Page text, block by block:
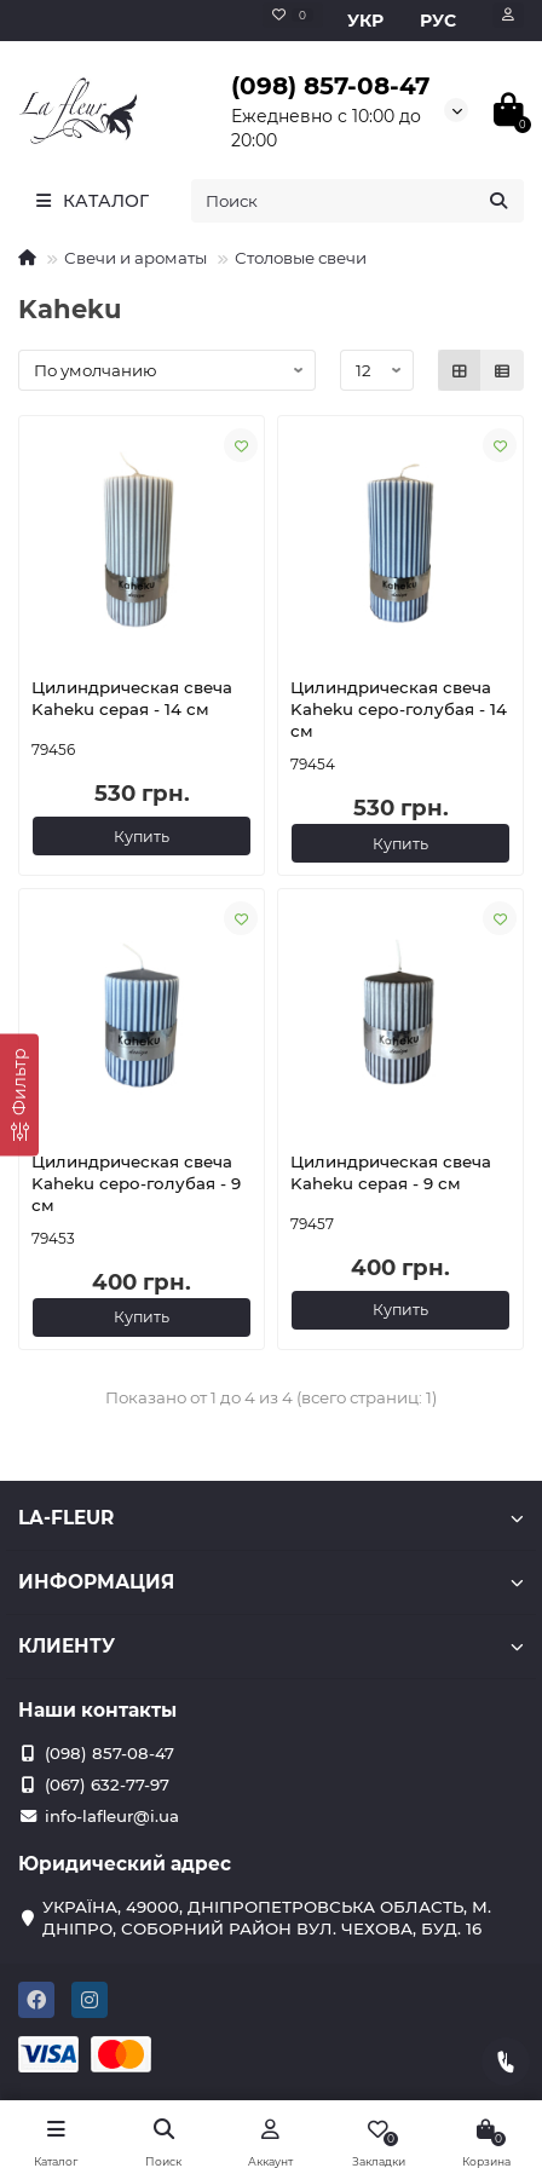
0 УКР РУС
(098) 857-08-47
Ежедневно с 10:00 до
20:00
0
КАТАЛОГ
Свечи и ароматы Столовые свечи
Kaheku
Фильтр
Цилиндрическая свеча
Kaheku серая - 14 см
79456
530 грн.
Купить
Цилиндрическая свеча
Kaheku серо-голубая - 14
см
79454
530 грн.
Купить
Цилиндрическая свеча
Kaheku серо-голубая - 9
см
79453
400 грн.
Купить
Цилиндрическая свеча
Kaheku серая - 9 см
79457
400 грн.
Купить
Показано от 1 до 4 из 4 (всего страниц: 1)
LA-FLEUR
ИНФОРМАЦИЯ
КЛИЕНТУ
Наши контакты
(098) 857-08-47
(067) 632-77-97
info-lafleur@i.ua
Юридический адрес
УКРАЇНА, 49000, ДНІПРОПЕТРОВСЬКА ОБЛАСТЬ, М.
ДНІПРО, СОБОРНИЙ РАЙОН ВУЛ. ЧЕХОВА, БУД. 16
Каталог Поиск Аккаунт
0
Закладки
0
Корзина